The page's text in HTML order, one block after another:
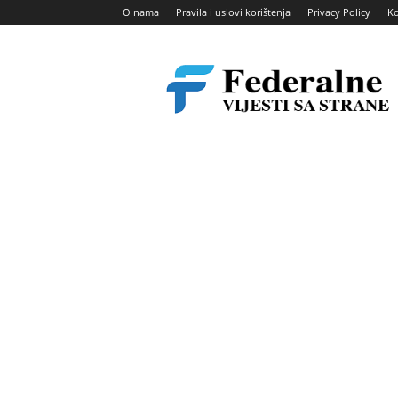
O nama Pravila i uslovi korištenja Privacy Policy
vijesti